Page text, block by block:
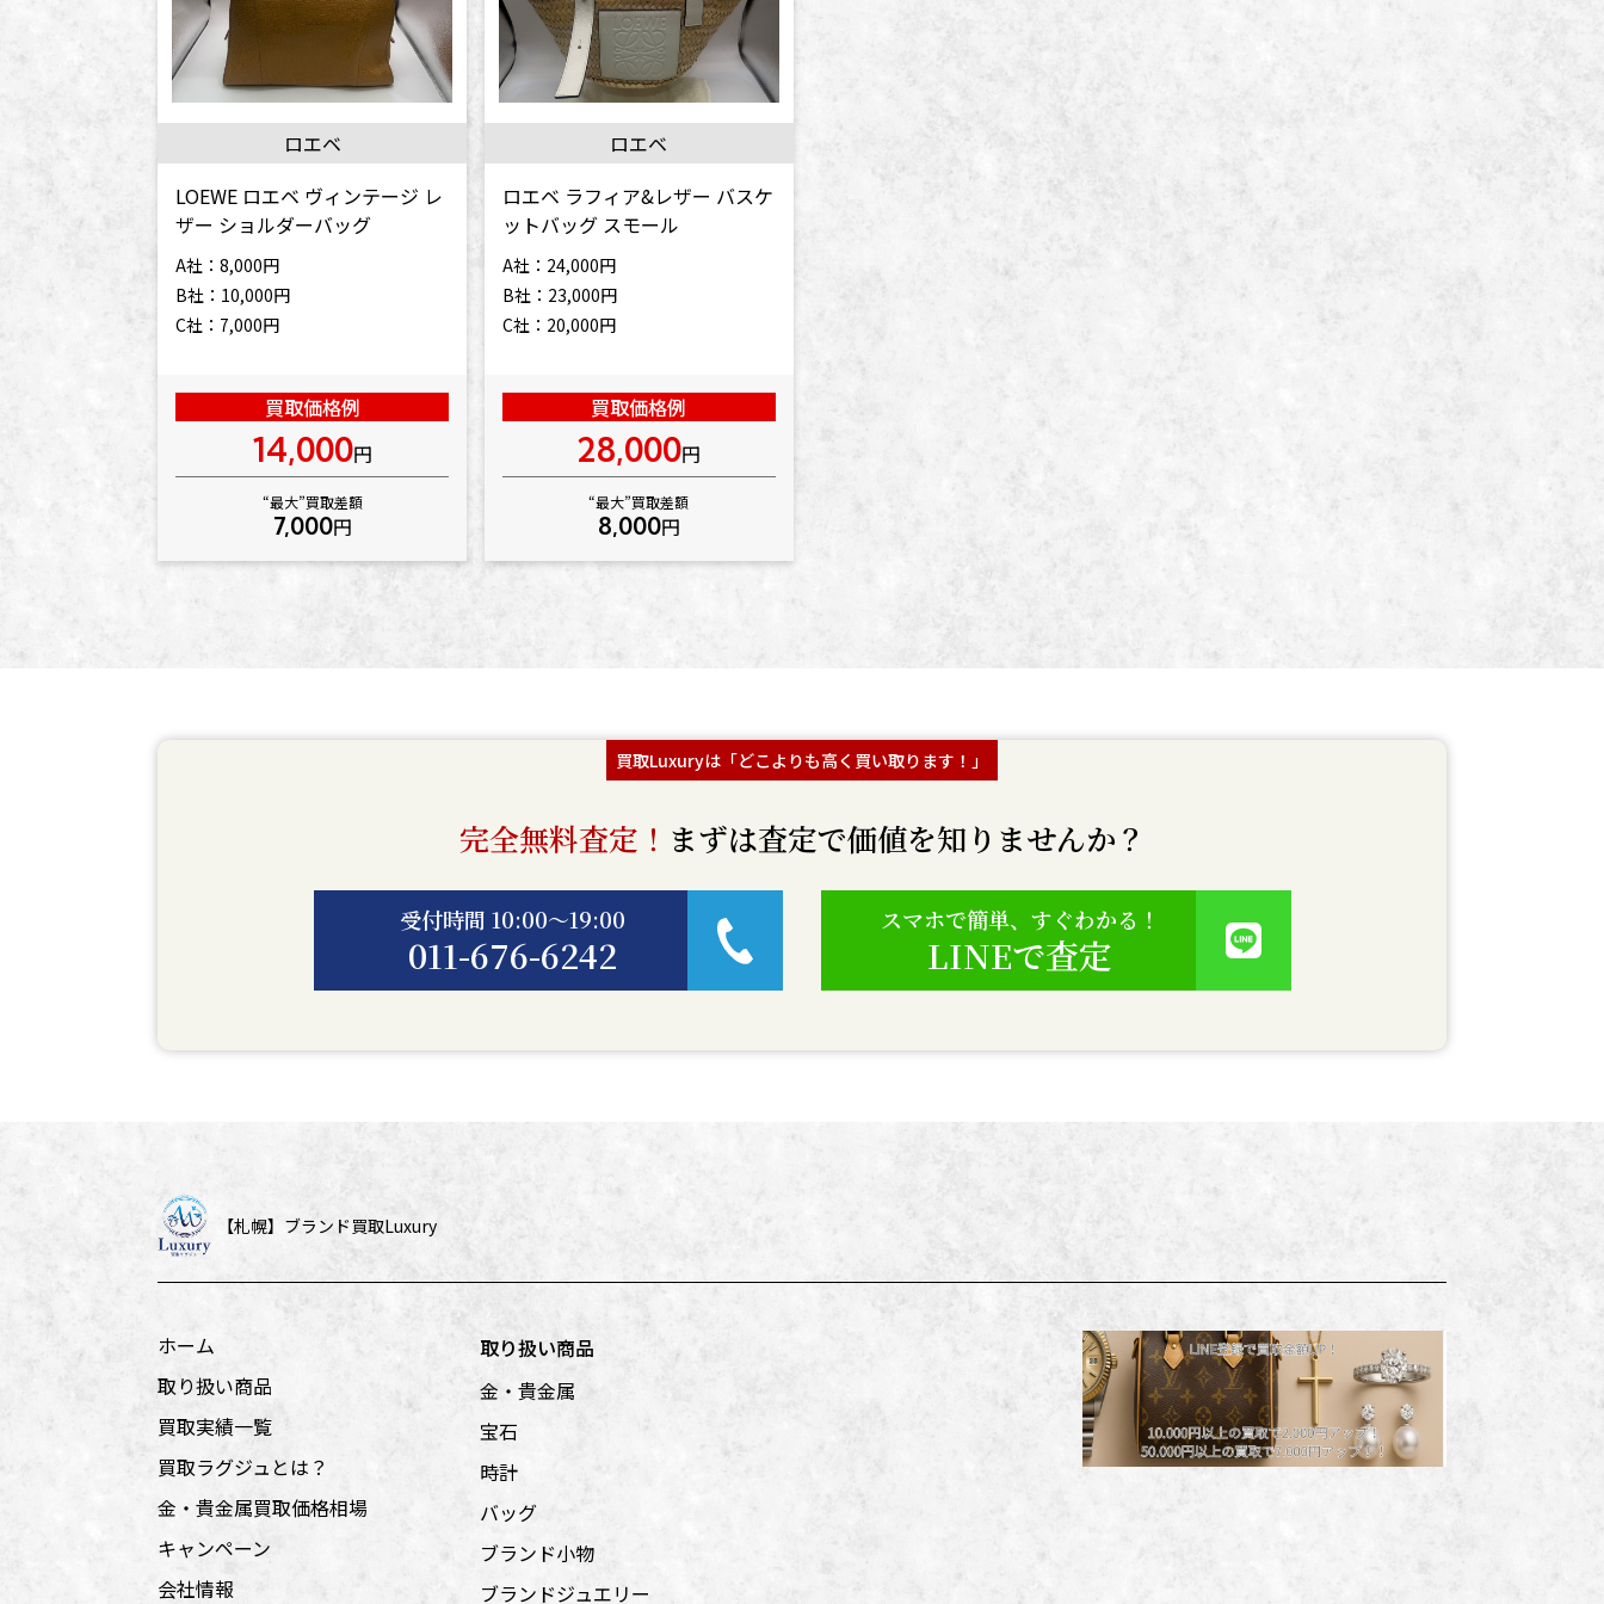
ロエベ
LOEWE ロエベ ヴィンテージ レ
ザー ショルダーバッグ
A社：8,000円
B社：10,000円
C社：7,000円
買取価格例
14,000円
“最大”買取差額
7,000円
ロエベ
ロエベ ラフィア&レザー バスケ
ットバッグ スモール
A社：24,000円
B社：23,000円
C社：20,000円
買取価格例
28,000円
“最大”買取差額
8,000円
買取Luxuryは「どこよりも高く買い取ります！」
完全無料査定！ まずは査定で価値を知りませんか？
受付時間 10:00〜19:00
011-676-6242
スマホで簡単、すぐわかる！
LINEで査定
【札幌】 ブランド買取Luxury
ホーム
取り扱い商品
買取実績一覧
買取ラグジュとは？
金・貴金属買取価格相場
キャンペーン
会社情報
取り扱い商品
金・貴金属
宝石
時計
バッグ
ブランド小物
ブランドジュエリー